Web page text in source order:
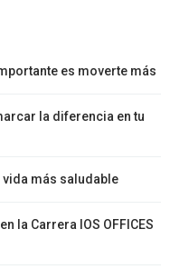
es moverte más
la diferencia en tu
vida más saludable
la Carrera IOS OFFICES